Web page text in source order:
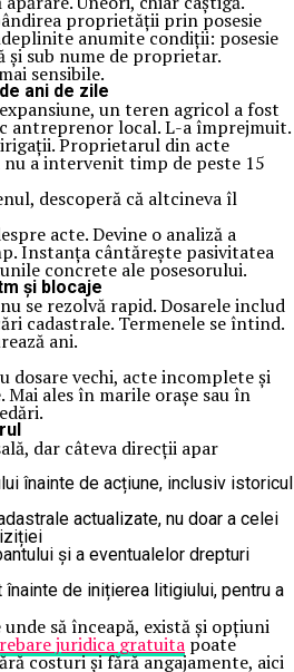
proprietății prin posesie
anumite condiții: posesie
și sub nume de proprietar.
sensibile.
ani de zile
un teren agricol a fost
antreprenor local. L-a împrejmuit.
Proprietarul din acte
a intervenit timp de peste 15
descoperă că altcineva îl
acte. Devine o analiză a
Instanța cântărește pasivitatea
concrete ale posesorului.
și blocaje
se rezolvă rapid. Dosarele includ
cadastrale. Termenele se întind.
ani.
dosare vechi, acte incomplete și
ales în marile orașe sau în
dar câteva direcții apar
înainte de acțiune, inclusiv istoricul
actualizate, nu doar a celei
și a eventualelor drepturi
de inițierea litigiului, pentru a
să înceapă, există și opțiuni
juridica gratuita poate
costuri și fără angajamente, aici